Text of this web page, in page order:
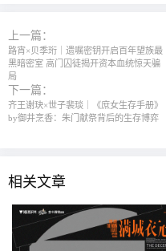
上一篇：
路宵×贝季珩｜遗嘱密钥开启百年望族最
黑暗密室 高门囚徒揭开资本血统惊天骗
局
下一篇：
齐王谢玦×世子裴琰｜《庶女生存手册》
by御井烹香：朱门献祭背后的生存博弈
相关文章